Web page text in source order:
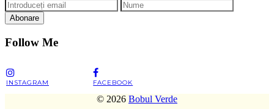
Abonare
Follow Me
INSTAGRAM FACEBOOK
© 2026 Bobul Verde